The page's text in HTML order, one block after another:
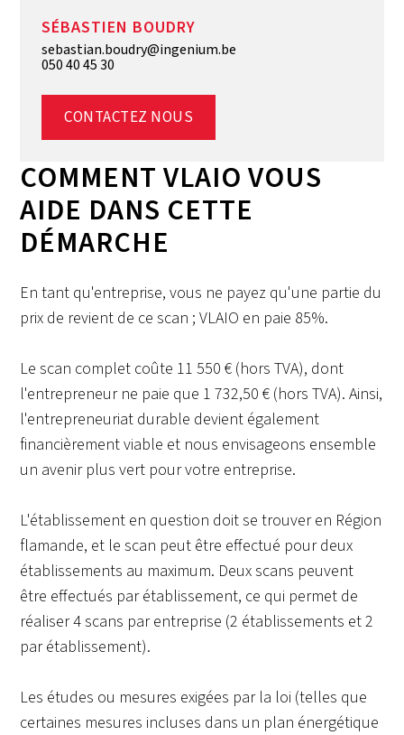
SÉBASTIEN BOUDRY
sebastian.boudry@ingenium.be
050 40 45 30
CONTACTEZ NOUS
COMMENT VLAIO VOUS
AIDE DANS CETTE
DÉMARCHE
En tant qu'entreprise, vous ne payez qu'une partie du
prix de revient de ce scan ; VLAIO en paie 85%.
Le scan complet coûte 11 550 € (hors TVA), dont
l'entrepreneur ne paie que 1 732,50 € (hors TVA). Ainsi,
l'entrepreneuriat durable devient également
financièrement viable et nous envisageons ensemble
un avenir plus vert pour votre entreprise.
L'établissement en question doit se trouver en Région
flamande, et le scan peut être effectué pour deux
établissements au maximum. Deux scans peuvent
être effectués par établissement, ce qui permet de
réaliser 4 scans par entreprise (2 établissements et 2
par établissement).
Les études ou mesures exigées par la loi (telles que
certaines mesures incluses dans un plan énergétique